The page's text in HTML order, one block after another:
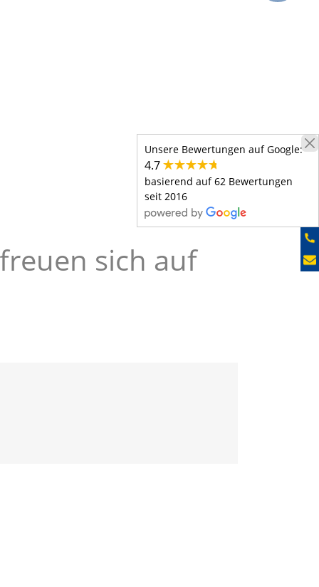
sich auf
Unsere Bewertungen auf Google:
4.7
basierend auf 62 Bewertungen
seit 2016